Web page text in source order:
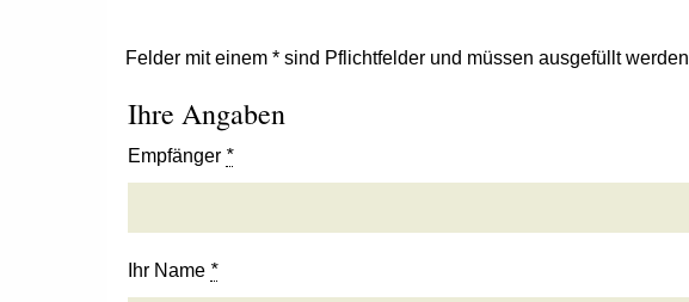
Felder mit einem * sind Pflichtfelder und müssen ausgefüllt werden
Ihre Angaben
Empfänger *
Ihr Name *